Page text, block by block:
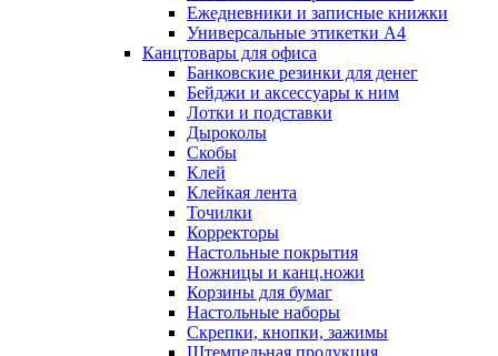
Ежедневники и записные книжки
Универсальные этикетки А4
Канцтовары для офиса
Банковские резинки для денег
Бейджи и аксесcуары к ним
Лотки и подставки
Дыроколы
Скобы
Клей
Клейкая лента
Точилки
Корректоры
Настольные покрытия
Ножницы и канц.ножи
Корзины для бумаг
Настольные наборы
Скрепки, кнопки, зажимы
Штемпельная продукция